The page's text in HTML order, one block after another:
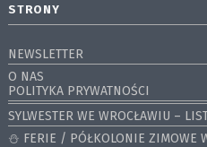
STRONY
NEWSLETTER
O NAS
POLITYKA PRYWATNOŚCI
SYLWESTER WE WROCŁAWIU –
⛄️ FERIE / PÓŁKOLONIE ZIMOWE